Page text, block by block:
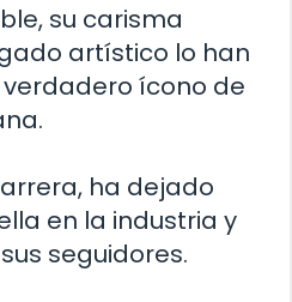
su carisma
artístico lo han
ícono de
ha dejado
en la industria y
seguidores.